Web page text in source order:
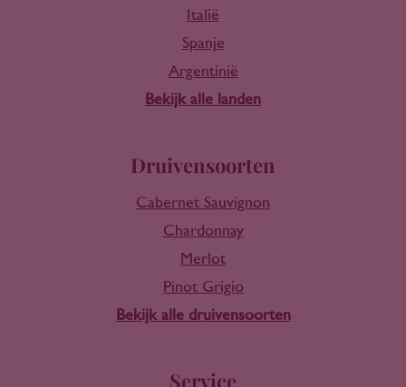
Italië
Spanje
Argentinië
Bekijk alle landen
Druivensoorten
Cabernet Sauvignon
Chardonnay
Merlot
Pinot Grigio
Bekijk alle druivensoorten
Service